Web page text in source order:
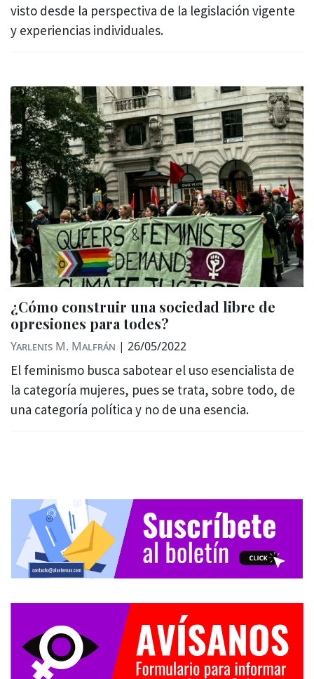
visto desde la perspectiva de la legislación vigente
y experiencias individuales.
¿Cómo construir una sociedad libre de
opresiones para todes?
Yarlenis M. Malfrán | 26/05/2022
El feminismo busca sabotear el uso esencialista de
la categoría mujeres, pues se trata, sobre todo, de
una categoría política y no de una esencia.